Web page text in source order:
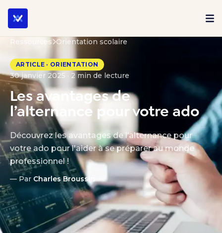
Ressources Orientation scolaire
ARTICLE · ORIENTATION
30 janvier 2025 · 2 min de lecture
Les avantages de
l’alternance pour votre ado
Découvrez les avantages de l’alternance pour
votre ado pour l'aider à se préparer au monde
professionnel !
— Par Charles Broussin